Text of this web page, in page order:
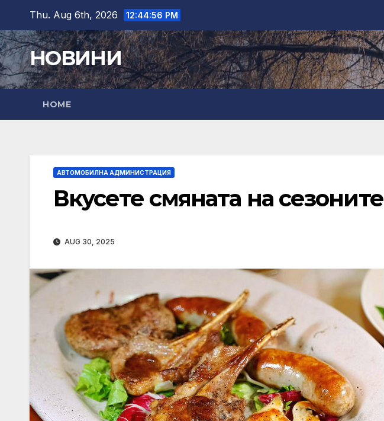
content
Thu. Aug 6th, 2026 12:44:57 PM
НОВИНИ
HOME
АВТОМОБИЛНА АДМИНИСТРАЦИЯ
Вкусете смяната на сезоните
AUG 30, 2025